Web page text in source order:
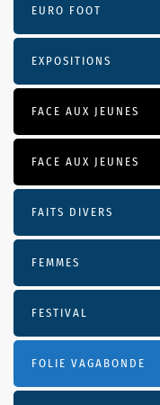
EURO FOOT
EXPOSITIONS
FACE AUX JEUNES
FACE AUX JEUNES
FAITS DIVERS
FEMMES
FESTIVAL
FOLIE VAGABONDE